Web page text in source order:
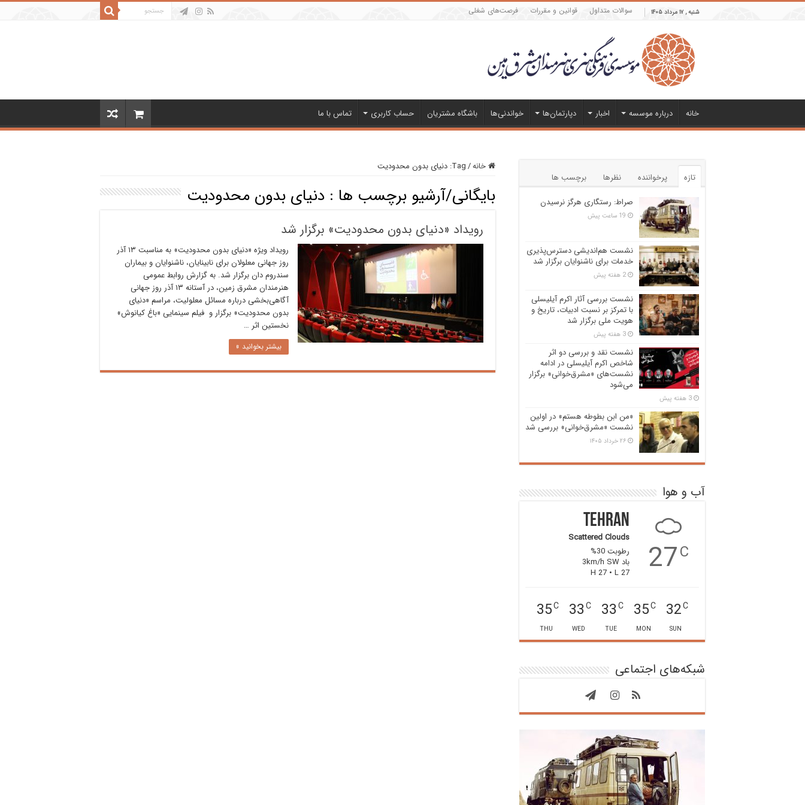
شنبه , ۱۷ مرداد ۱۴۰۵ سوالات متداول قوانین و مقررات فرصت‌های شغلی
خانه درباره موسسه اخبار دپارتمان‌ها خواندنی‌ها باشگاه مشتریان حساب کاربری تماس با ما
خانه/
Tag: دنیای بدون محدودیت
بایگانی/آرشیو برچسب ها : دنیای بدون محدودیت
رویداد «دنیای بدون محدودیت» برگزار شد
رویداد ویژه «دنیای بدون محدودیت» به مناسبت ١٣ آذر
روز جهانی معلولان برای نابینایان، ناشنوایان و بیماران
سندروم دان برگزار شد. به گزارش روابط عمومی
هنرمندان مشرق زمین، در آستانه ١٣ آذر روز جهانی
آگاهی‌بخشی درباره مسائل معلولیت، مراسم «دنیای
بدون محدودیت» برگزار و فیلم سینمایی «باغ کیانوش»
نخستین اثر …
بیشتر بخوانید »
تازه پرخواننده نظرها
برچسب ها
صراط: رستگاری هرگز نرسیدن
19 ساعت پیش
نشست هم‌اندیشی دسترس‌پذیری
خدمات برای ناشنوایان برگزار شد
2 هفته پیش
نشست بررسی آثار اکرم آیلیسلی
با تمرکز بر نسبت ادبیات، تاریخ و
هویت ملی برگزار شد
3 هفته پیش
نشست نقد و بررسی دو اثر
شاخص اکرم آیلیسلی در ادامه
نشست‌های «مشرق‌خوانی» برگزار
می‌شود
3 هفته پیش
«من ابن بطوطه هستم» در اولین
نشست «مشرق‌خوانی» بررسی شد
۲۶ خرداد ۱۴۰۵
آب و هوا
27C
Tehran
Scattered Clouds
رطوبت 30%
باد 3km/h SW
H 27 • L 27
32C
SUN
35C
MON
33C
TUE
33C
WED
35C
THU
شبکه‌های اجتماعی